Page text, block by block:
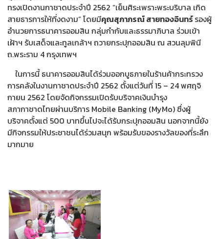
ทรงเปิดงานกาชาดประจำปี 2562 “เย็นศิระเพราะพระบริบาล เกิด
สายธารการให้ที่งดงาม” โดยมีคุณสุภาภรณ์ สายทองอินทร์รองผู้
อำนวยการธนาคารออมสิน กลุ่มกำกับและธรรมาภิบาล ร่วมเข้า
เฝ้าฯ รับเสด็จและทูลเกล้าฯ ถวายกระปุกออมสิน ณ สวนลุมพินี
ถ.พระราม 4 กรุงเทพฯ
ในการนี้ ธนาคารออมสินได้ร่วมออกบูธภายในร้านค้ากระทรวง
การคลังในงานกาชาดประจำปี 2562 ตั้งแต่วันที่ 15 – 24 พศฤจิ
กายน 2562 โดยจัดกิจกรรมเปิดรับบริจาคเงินบำรุง
สภากาชาดไทยผ่านบริการ Mobile Banking (MyMo) ซึ่งผู้
บริจาคตั้งแต่ 500 บาทขึ้นไปจะได้รับกระปุกออมสิน นอกจากนี้ยัง
มีกิจกรรมให้ประชาชนได้ร่วมสนุก พร้อมรับของรางวัลของที่ระลึก
มากมาย